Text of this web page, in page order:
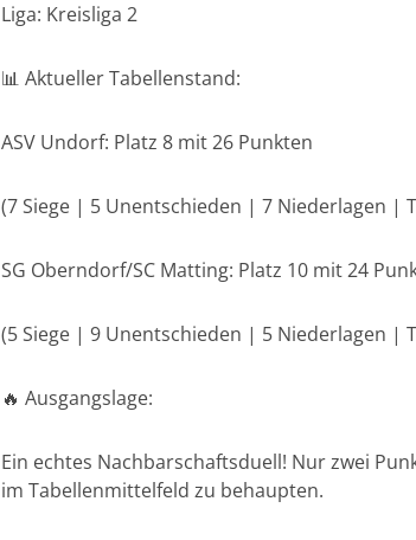
Liga: Kreisliga 2
📊 Aktueller Tabellenstand:
ASV Undorf: Platz 8 mit 26 Punkten
(7 Siege | 5 Unentschieden | 7 Niederlagen |
SG Oberndorf/SC Matting: Platz 10 mit 24
(5 Siege | 9 Unentschieden | 5 Niederlagen |
🔥 Ausgangslage:
Ein echtes Nachbarschaftsduell! Nur zwei
im Tabellenmittelfeld zu behaupten.